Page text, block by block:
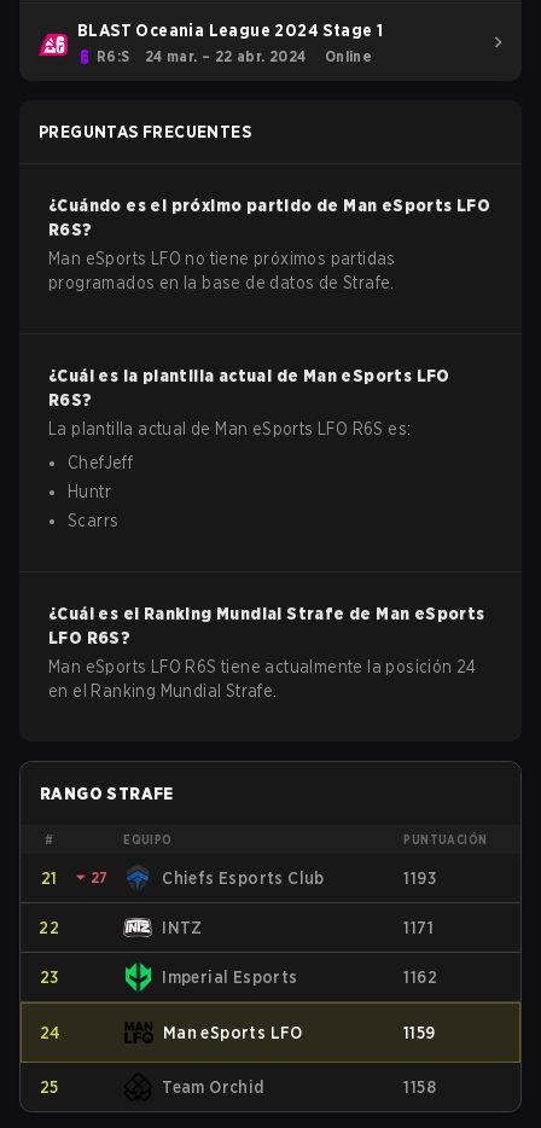
BLAST Oceania League 2024 Stage 1
R6:S 24 mar. – 22 abr. 2024 Online
PREGUNTAS FRECUENTES
¿Cuándo es el próximo partido de Man eSports LFO
R6S?
Man eSports LFO no tiene próximos partidas
programados en la base de datos de Strafe.
¿Cuál es la plantilla actual de Man eSports LFO
R6S?
La plantilla actual de Man eSports LFO R6S es:
ChefJeff
Huntr
Scarrs
¿Cuál es el Ranking Mundial Strafe de Man eSports
LFO R6S?
Man eSports LFO R6S tiene actualmente la posición 24
en el Ranking Mundial Strafe.
RANGO STRAFE
# EQUIPO PUNTUACIÓN
21 ⏷ 27 Chiefs Esports Club 1193
22 INTZ 1171
23 Imperial Esports 1162
24 Man eSports LFO 1159
25 Team Orchid 1158